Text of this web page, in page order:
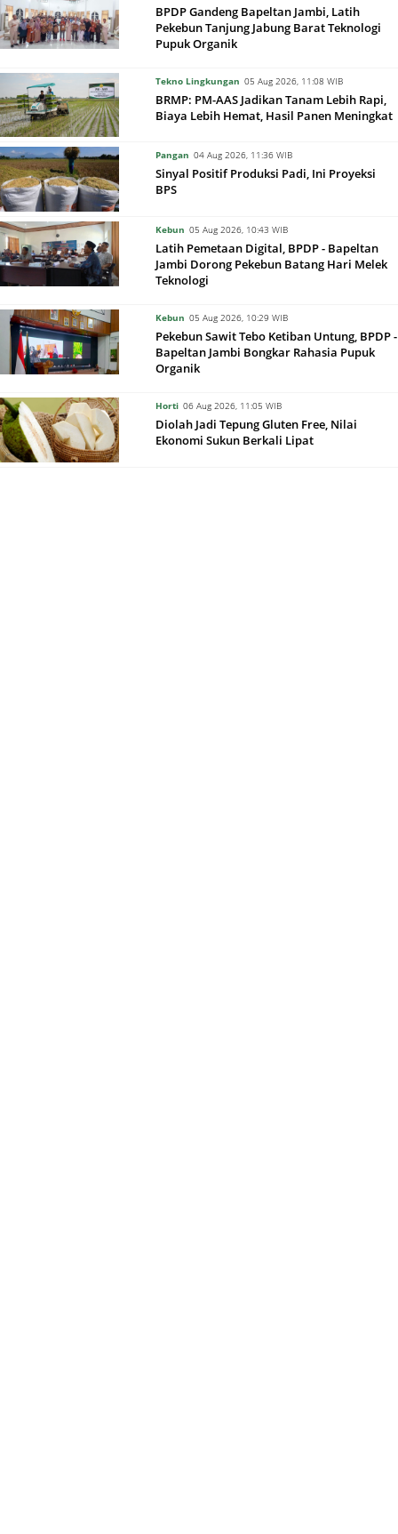
BPDP Gandeng Bapeltan Jambi, Latih
Pekebun Tanjung Jabung Barat Teknologi
Pupuk Organik
Tekno Lingkungan 05 Aug 2026, 11:08 WIB
BRMP: PM-AAS Jadikan Tanam Lebih Rapi,
Biaya Lebih Hemat, Hasil Panen Meningkat
Pangan 04 Aug 2026, 11:36 WIB
Sinyal Positif Produksi Padi, Ini Proyeksi
BPS
Kebun 05 Aug 2026, 10:43 WIB
Latih Pemetaan Digital, BPDP - Bapeltan
Jambi Dorong Pekebun Batang Hari Melek
Teknologi
Kebun 05 Aug 2026, 10:29 WIB
Pekebun Sawit Tebo Ketiban Untung, BPDP -
Bapeltan Jambi Bongkar Rahasia Pupuk
Organik
Horti 06 Aug 2026, 11:05 WIB
Diolah Jadi Tepung Gluten Free, Nilai
Ekonomi Sukun Berkali Lipat